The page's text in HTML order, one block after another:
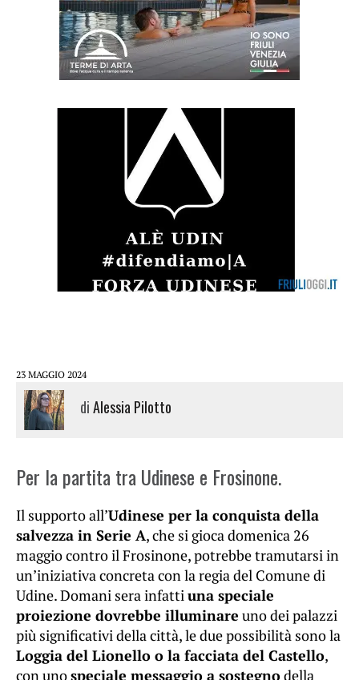
23 MAGGIO 2024
diAlessia Pilotto
Per la partita tra Udinese e Frosinone.
Il supporto all’Udinese per la conquista della
salvezza in Serie A, che si gioca domenica 26
maggio contro il Frosinone, potrebbe tramutarsi in
un’iniziativa concreta con la regia del Comune di
Udine. Domani sera infattiuna speciale
proiezione dovrebbe illuminare uno dei palazzi
più significativi della città, le due possibilità sono la
Loggia del Lionello o la facciata del Castello,
con unospeciale messaggio a sostegnodella